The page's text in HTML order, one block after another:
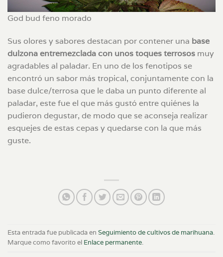
God bud feno morado
Sus olores y sabores destacan por contener una base
dulzona entremezclada con unos toques terrosos muy
agradables al paladar. En uno de los fenotipos se
encontró un sabor más tropical, conjuntamente con la
base dulce/terrosa que le daba un punto diferente al
paladar, este fue el que más gustó entre quiénes la
pudieron degustar, de modo que se aconseja realizar
esquejes de estas cepas y quedarse con la que más
guste.
Esta entrada fue publicada en Seguimiento de cultivos de marihuana.
Marque como favorito el Enlace permanente.